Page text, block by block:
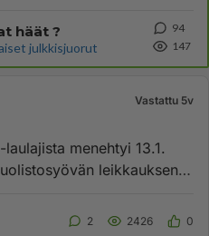
häät ?
julkkisjuorut
94
147
Vastattu 5v
menehtyi 13.1.
leikkauksen
2 2426 0